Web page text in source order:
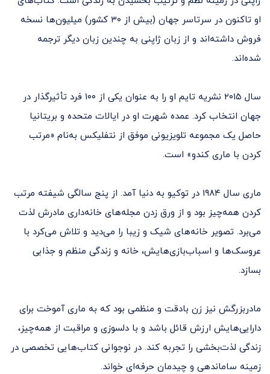
او تاکنون در سرتاسر جهان (بیش از ۳۰ کشور) میلیون‌ها نسخه
فروش داشته‌اند و از زبان ژاپنی به چندین زبان دیگر ترجمه
شده‌اند.
سال ۲۰۱۵ نشریه تایم او را به عنوان یکی از ۱۰۰ فرد تأثیرگذار در
جهان انتخاب کرد. عمده شهرت او در ایالات متحده و بریتانیا
حاصل یک مجموعه تلویزیونی موفق از نتفلیکس به‌نام «مرتب
کردن با ماری کندو» است.
ماری سال ۱۹۸۴ در توکیو به دنیا آمد. از پنج سالگی شیفته مرتب
کردن همه‌چیز بود و از ورق زدن مجله‌های خانه‌داری مادرش لذت
می‌برد. تصویر خانه‌های شیک و زیبا را می‌دید و تلاش می‌کرد با
عروسک‌ها و اسباب‌بازی‌هایش، خانه و زندگی منظم و جذابی
بسازد.
مادربزرگش نیز زن بادقت و منظمی بود که به ماری آموخت برای
دارایی‌هایش ارزش قائل باشد و با دلسوزی و مراقبت از همه‌چیز،
زندگی لذت‌بخشی را تجربه کند. در نوجوانی کتاب‌هایی تخصصی در
زمینه ساماندهی و چیدمان حرفه‌ای خواند.